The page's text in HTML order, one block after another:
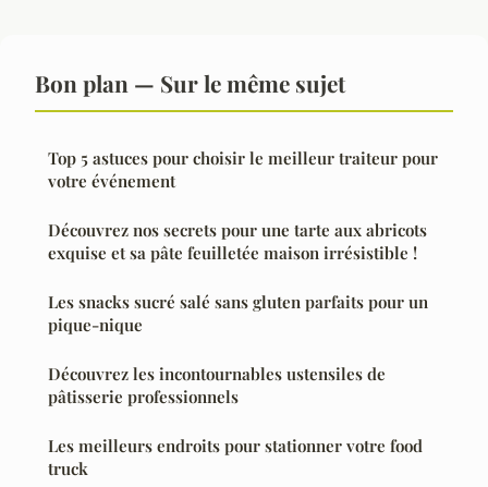
Bon plan — Sur le même sujet
Top 5 astuces pour choisir le meilleur traiteur pour
votre événement
Découvrez nos secrets pour une tarte aux abricots
exquise et sa pâte feuilletée maison irrésistible !
Les snacks sucré salé sans gluten parfaits pour un
pique-nique
Découvrez les incontournables ustensiles de
pâtisserie professionnels
Les meilleurs endroits pour stationner votre food
truck